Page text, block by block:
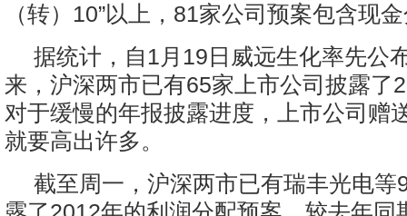
（转）10”以上，81家公司预案包含现
据统计，自1月19日威远生化率先公
来，沪深两市已有65家上市公司披露了
对于缓慢的年报披露进度，上市公司赠
就要高出许多。
截至周一，沪深两市已有瑞丰光电等